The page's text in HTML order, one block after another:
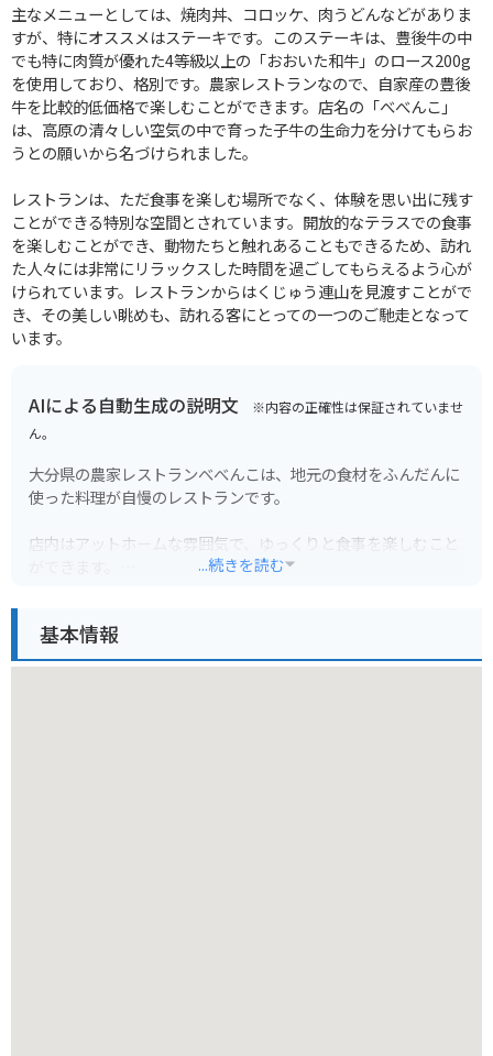
主なメニューとしては、焼肉丼、コロッケ、肉うどんなどがありま
すが、特にオススメはステーキです。このステーキは、豊後牛の中
でも特に肉質が優れた4等級以上の「おおいた和牛」のロース200g
を使用しており、格別です。農家レストランなので、自家産の豊後
牛を比較的低価格で楽しむことができます。店名の「べべんこ」
は、高原の清々しい空気の中で育った子牛の生命力を分けてもらお
うとの願いから名づけられました。
レストランは、ただ食事を楽しむ場所でなく、体験を思い出に残す
ことができる特別な空間とされています。開放的なテラスでの食事
を楽しむことができ、動物たちと触れあることもできるため、訪れ
た人々には非常にリラックスした時間を過ごしてもらえるよう心が
けられています。レストランからはくじゅう連山を見渡すことがで
き、その美しい眺めも、訪れる客にとっての一つのご馳走となって
います。
AIによる自動生成の説明文 ※内容の正確性は保証されていませ
ん。
大分県の農家レストランべべんこは、地元の食材をふんだんに
使った料理が自慢のレストランです。
店内はアットホームな雰囲気で、ゆっくりと食事を楽しむこと
新鮮な野菜はもちろん、肉や魚介類を使った料理も充実してお
...続きを読む
基本情報